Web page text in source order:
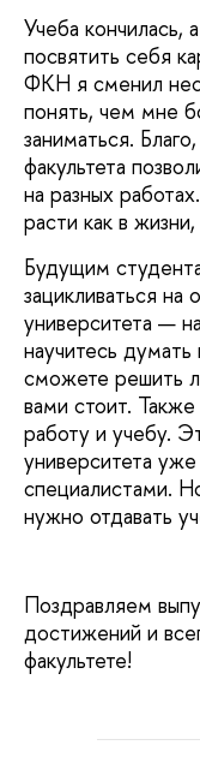
Учеба кончилась,
посвятить себя
ФКН я сменил
понять, чем мне
заниматься.
факультета
на разных
расти как в
Будущим
зацикливаться на
университета —
научитесь
сможете решить
вами стоит.
работу и учебу.
университета
специалистами.
нужно отдавать
Поздравляем
достижений и
факультете!